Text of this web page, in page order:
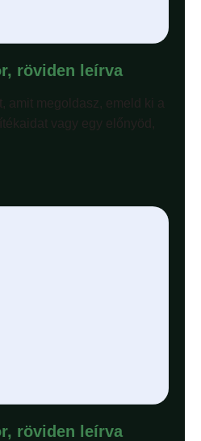
röviden leírva
amit megoldasz, emeld ki a
vagy egy előnyöd,
röviden leírva